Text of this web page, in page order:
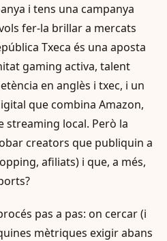
i tens una campanya
fer-la brillar a mercats
Txeca és una aposta
gaming activa, talent
en anglès i txec, i un
que combina Amazon,
streaming local. Però la
creators que publiquin a
afiliats) i que, a més,
pas a pas: on cercar (i
mètriques exigir abans